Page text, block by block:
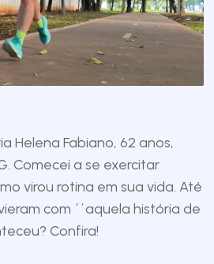
Helena Fabiano, 62 anos,
Comecei a se exercitar
virou rotina em sua vida. Até
com ´´aquela história de
Confira!